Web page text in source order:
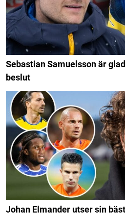
Sebastian Samuelsson är
beslut
Johan Elmander utser sin